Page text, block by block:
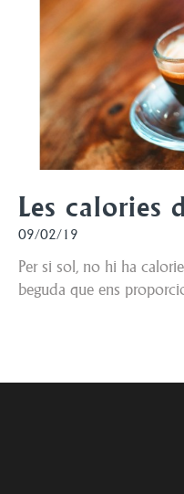
Les calories
09/02/19
Per si sol, no hi ha
beguda que ens